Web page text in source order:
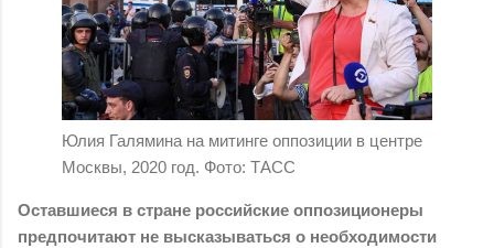
Юлия Галямина на митинге оппозиции в центре
Москвы, 2020 год. Фото: ТАСС
Оставшиеся в стране российские оппозиционеры
предпочитают не высказываться о необходимости